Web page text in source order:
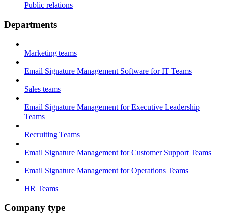
Public relations
Departments
Marketing teams
Email Signature Management Software for IT Teams
Sales teams
Email Signature Management for Executive Leadership
Teams
Recruiting Teams
Email Signature Management for Customer Support Teams
Email Signature Management for Operations Teams
HR Teams
Company type